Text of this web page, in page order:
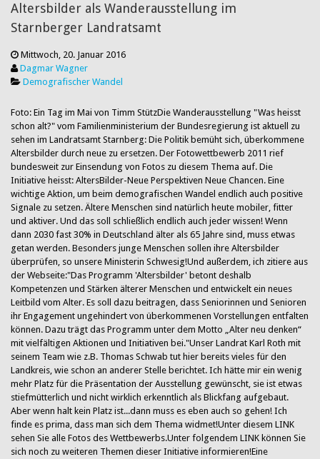
Altersbilder als Wanderausstellung im
Starnberger Landratsamt
Mittwoch, 20. Januar 2016
Dagmar Wagner
Demografischer Wandel
Foto: Ein Tag im Mai von Timm StützDie Wanderausstellung "Was heisst
schon alt?" vom Familienministerium der Bundesregierung ist aktuell zu
sehen im Landratsamt Starnberg: Die Politik bemüht sich, überkommene
Altersbilder durch neue zu ersetzen. Der Fotowettbewerb 2011 rief
bundesweit zur Einsendung von Fotos zu diesem Thema auf. Die
Initiative heisst: AltersBilder-Neue Perspektiven Neue Chancen. Eine
wichtige Aktion, um beim demografischen Wandel endlich auch positive
Signale zu setzen. Ältere Menschen sind natürlich heute mobiler, fitter
und aktiver. Und das soll schließlich endlich auch jeder wissen! Wenn
dann 2030 fast 30% in Deutschland älter als 65 Jahre sind, muss etwas
getan werden. Besonders junge Menschen sollen ihre Altersbilder
überprüfen, so unsere Ministerin Schwesig!Und außerdem, ich zitiere aus
der Webseite:"Das Programm 'Altersbilder' betont deshalb
Kompetenzen und Stärken älterer Menschen und entwickelt ein neues
Leitbild vom Alter. Es soll dazu beitragen, dass Seniorinnen und Senioren
ihr Engagement ungehindert von überkommenen Vorstellungen entfalten
können. Dazu trägt das Programm unter dem Motto „Alter neu denken“
mit vielfältigen Aktionen und Initiativen bei."Unser Landrat Karl Roth mit
seinem Team wie z.B. Thomas Schwab tut hier bereits vieles für den
Landkreis, wie schon an anderer Stelle berichtet. Ich hätte mir ein wenig
mehr Platz für die Präsentation der Ausstellung gewünscht, sie ist etwas
stiefmütterlich und nicht wirklich erkenntlich als Blickfang aufgebaut.
Aber wenn halt kein Platz ist...dann muss es eben auch so gehen! Ich
finde es prima, dass man sich dem Thema widmet!Unter diesem LINK
sehen Sie alle Fotos des Wettbewerbs.Unter folgendem LINK können Sie
sich noch zu weiteren Themen dieser Initiative informieren!Eine